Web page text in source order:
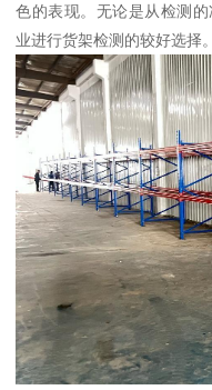
色的表现。无论是从检测
业进行货架检测的较好选择。